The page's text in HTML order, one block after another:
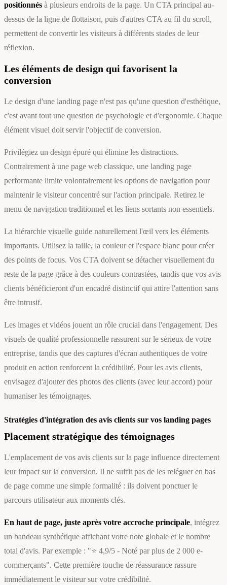
positionnés à plusieurs endroits de la page. Un CTA principal au-
dessus de la ligne de flottaison, puis d'autres CTA au fil du scroll,
permettent de convertir les visiteurs à différents stades de leur
réflexion.
Les éléments de design qui favorisent la
conversion
Le design d'une landing page n'est pas qu'une question d'esthétique,
c'est avant tout une question de psychologie et d'ergonomie. Chaque
élément visuel doit servir l'objectif de conversion.
Privilégiez un design épuré qui élimine les distractions.
Contrairement à une page web classique, une landing page
performante limite volontairement les options de navigation pour
maintenir le visiteur concentré sur l'action principale. Retirez le
menu de navigation traditionnel et les liens sortants non essentiels.
La hiérarchie visuelle guide naturellement l'œil vers les éléments
importants. Utilisez la taille, la couleur et l'espace blanc pour créer
des points de focus. Vos CTA doivent se détacher visuellement du
reste de la page grâce à des couleurs contrastées, tandis que vos avis
clients bénéficieront d'un encadré distinctif qui attire l'attention sans
être intrusif.
Les images et vidéos jouent un rôle crucial dans l'engagement. Des
visuels de qualité professionnelle rassurent sur le sérieux de votre
entreprise, tandis que des captures d'écran authentiques de votre
produit en action renforcent la crédibilité. Pour les avis clients,
envisagez d'ajouter des photos des clients (avec leur accord) pour
humaniser les témoignages.
Stratégies d'intégration des avis clients sur vos landing pages
Placement stratégique des témoignages
L'emplacement de vos avis clients sur la page influence directement
leur impact sur la conversion. Il ne suffit pas de les reléguer en bas
de page comme une simple formalité : ils doivent ponctuer le
parcours utilisateur aux moments clés.
En haut de page, juste après votre accroche principale, intégrez
un bandeau synthétique affichant votre note globale et le nombre
total d'avis. Par exemple : "⭐ 4,9/5 - Noté par plus de 2 000 e-
commerçants". Cette première touche de réassurance rassure
immédiatement le visiteur sur votre crédibilité.